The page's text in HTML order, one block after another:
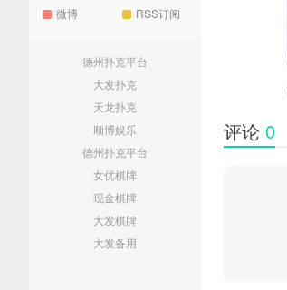
微博 RSS订阅
德州扑克平台
大发扑克
天龙扑克
顺博娱乐
德州扑克平台
女优棋牌
现金棋牌
大发棋牌
大发备用
评论 0